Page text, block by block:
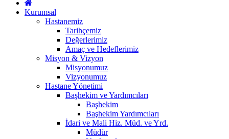
Kurumsal
Hastanemiz
Tarihçemiz
Değerlerimiz
Amaç ve Hedeflerimiz
Misyon & Vizyon
Misyonumuz
Vizyonumuz
Hastane Yönetimi
Başhekim ve Yardımcıları
Başhekim
Başhekim Yardımcıları
İdari ve Mali Hiz. Müd. ve Yrd.
Müdür